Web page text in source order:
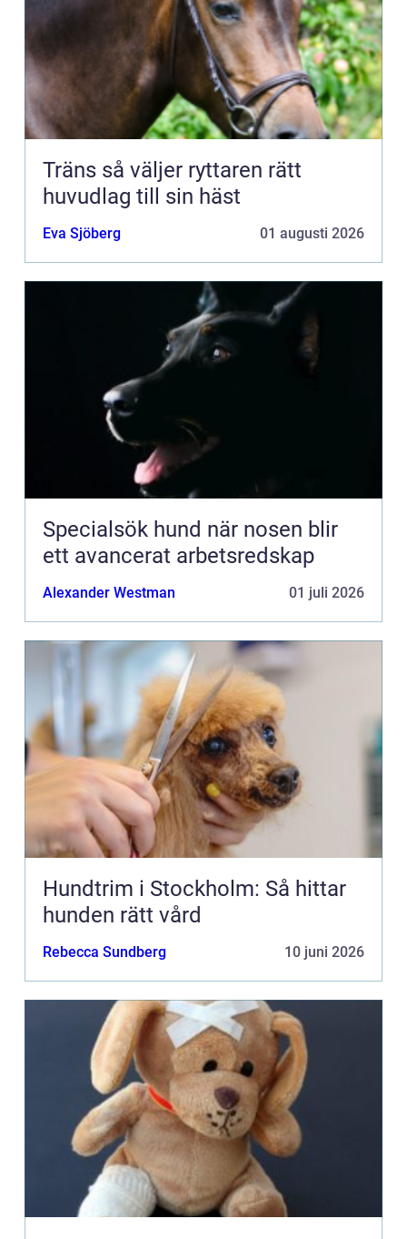
Träns så väljer ryttaren rätt
huvudlag till sin häst
Eva Sjöberg 01 augusti 2026
Specialsök hund när nosen blir
ett avancerat arbetsredskap
Alexander Westman 01 juli 2026
Hundtrim i Stockholm: Så hittar
hunden rätt vård
Rebecca Sundberg 10 juni 2026